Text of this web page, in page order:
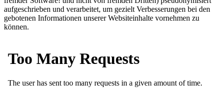
aufgeschrieben und verarbeitet, um gezielt Verbesserungen bei den
gebotenen Informationen unserer Websiteinhalte vornehmen zu
können.